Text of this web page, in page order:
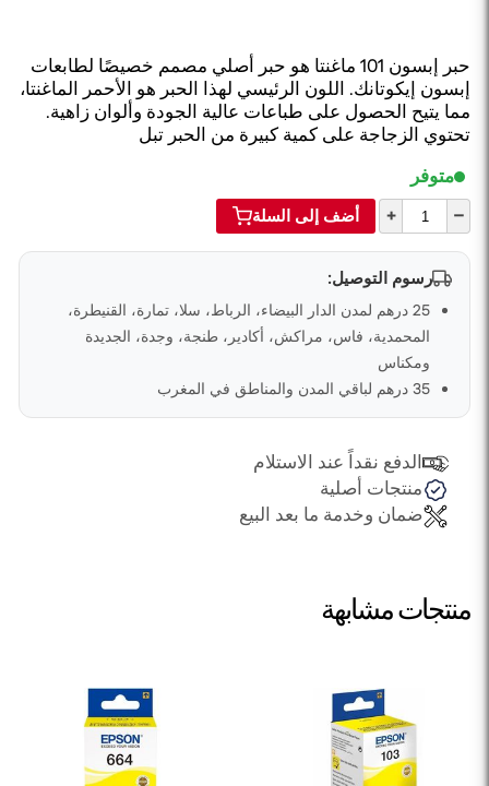
حبر إبسون 101 ماغنتا هو حبر أصلي مصمم خصيصًا لطابعات
إبسون إيكوتانك. اللون الرئيسي لهذا الحبر هو الأحمر الماغنتا،
مما يتيح الحصول على طباعات عالية الجودة وألوان زاهية.
تحتوي الزجاجة على كمية كبيرة من الحبر تبل
متوفر
–
+ أضف إلى السلة
رسوم التوصيل:
25 درهم لمدن الدار البيضاء، الرباط، سلا، تمارة، القنيطرة،
المحمدية، فاس، مراكش، أكادير، طنجة، وجدة، الجديدة
ومكناس
35 درهم لباقي المدن والمناطق في المغرب
الدفع نقداً عند الاستلام
منتجات أصلية
ضمان وخدمة ما بعد البيع
منتجات مشابهة